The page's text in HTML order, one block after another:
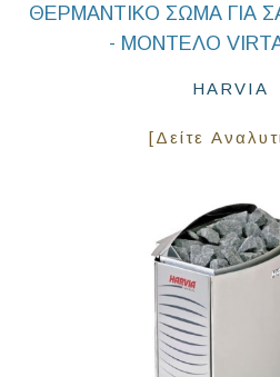
ΘΕΡΜΑΝΤΙΚΟ ΣΩΜΑ ΓΙΑ
- ΜΟΝΤΕΛΟ
HARVIA
[Δείτε